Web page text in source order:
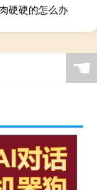
硬硬的怎么办
☚